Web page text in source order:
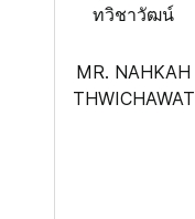
ทวิชาวัฒน์
MR. NAHKAH
THWICHAWAT